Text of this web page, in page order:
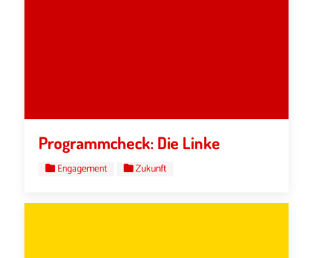
Programmcheck: Die Linke
Engagement Zukunft